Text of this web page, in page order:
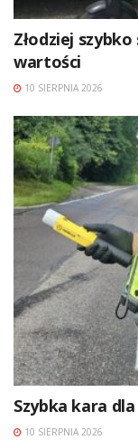
Złodziej szybko
wartości
10 SIERPNIA 2026
Szybka kara
10 SIERPNIA 2026